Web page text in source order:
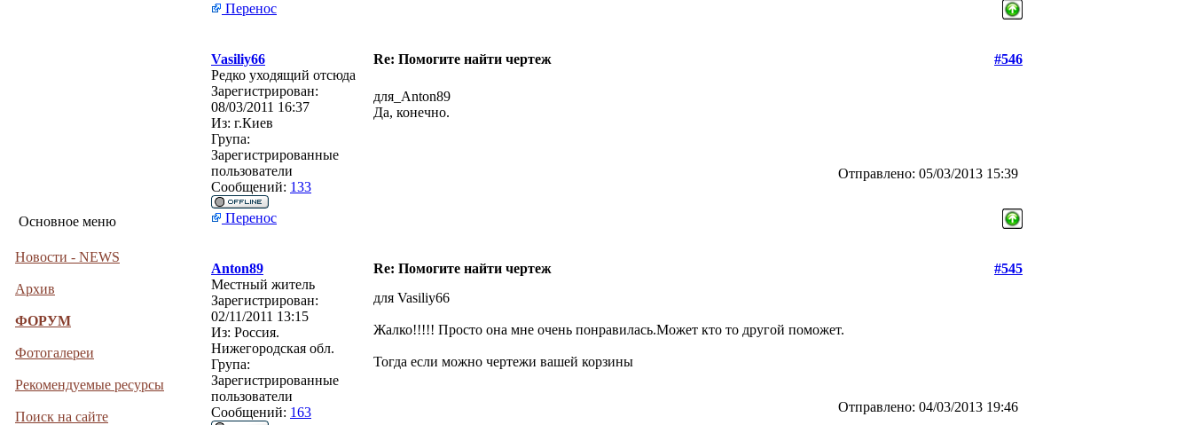
Основное меню
Новости - NEWS
Архив
ФОРУМ
Фотогалереи
Рекомендуемые ресурсы
Поиск на сайте
Перенос
Vasiliy66 Re: Помогите найти чертеж
#546
Редко уходящий отсюда
Зарегистрирован:
08/03/2011 16:37
Из: г.Киев
Група:
Зарегистрированные
пользователи
Сообщений: 133
для_Anton89
Да, конечно.
Отправлено: 05/03/2013 15:39
Перенос
Anton89 Re: Помогите найти чертеж
#545
Местный житель
Зарегистрирован:
02/11/2011 13:15
Из: Россия.
Нижегородская обл.
Група:
Зарегистрированные
пользователи
Сообщений: 163
для Vasiliy66
Жалко!!!!! Просто она мне очень понравилась.Может кто то другой поможет.
Тогда если можно чертежи вашей корзины
Отправлено: 04/03/2013 19:46